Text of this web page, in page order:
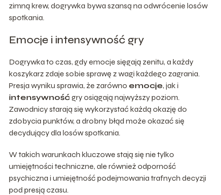
zimną krew, dogrywka bywa szansą na odwrócenie losów
spotkania.
Emocje i intensywność gry
Dogrywka to czas, gdy emocje sięgają zenitu, a każdy
koszykarz zdaje sobie sprawę z wagi każdego zagrania.
Presja wyniku sprawia, że zarówno emocje, jak i
intensywnośćgry osiągają najwyższy poziom.
Zawodnicy starają się wykorzystać każdą okazję do
zdobycia punktów, a drobny błąd może okazać się
decydujący dla losów spotkania.
W takich warunkach kluczowe stają się nie tylko
umiejętności techniczne, ale również odporność
psychiczna i umiejętność podejmowania trafnych decyzji
pod presją czasu.